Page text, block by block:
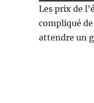
Les prix de
compliqué
attendre un